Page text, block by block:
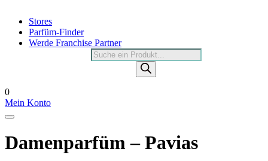
Stores
Parfüm-Finder
Werde Franchise Partner
Products
search
0
Mein Konto
Damenparfüm – Pavias